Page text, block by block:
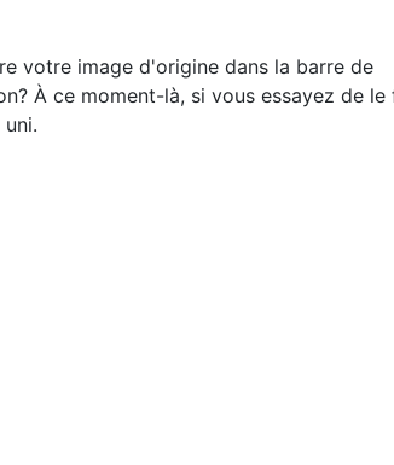
votre image d'origine dans la barre de
À ce moment-là, si vous essayez de le